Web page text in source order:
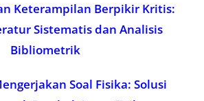
Keterampilan Berpikir Kritis:
Sistematis dan Analisis
Bibliometrik
Soal Fisika: Solusi